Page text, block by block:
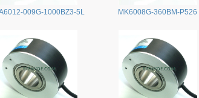
009G-1000BZ3-5L MK6008G-360BM-P526